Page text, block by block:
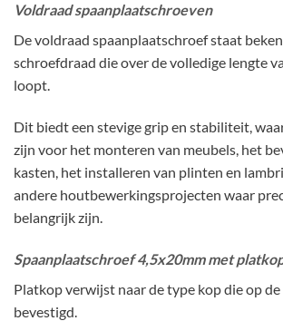
Voldraad spaanplaatschroeven
De voldraad spaanplaatschroef staat
schroefdraad die over de volledige lengte
loopt.
Dit biedt een stevige grip en stabiliteit,
zijn voor het monteren van meubels, het
kasten, het installeren van plinten en
andere houtbewerkingsprojecten waar
belangrijk zijn.
Spaanplaatschroef 4,5x20mm met
Platkop verwijst naar de type kop die op de
bevestigd.